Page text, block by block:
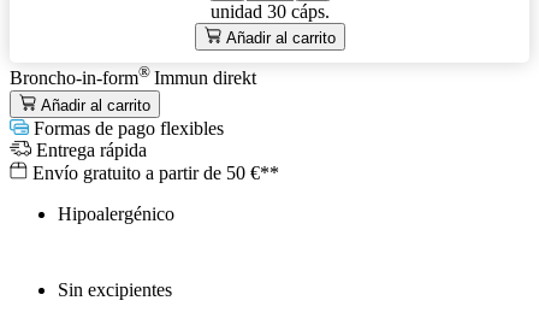
unidad 30 cáps.
Añadir al carrito
Broncho-in-form® Immun direkt
Añadir al carrito
Formas de pago flexibles
Entrega rápida
Envío gratuito a partir de 50 €**
Hipoalergénico
Sin excipientes